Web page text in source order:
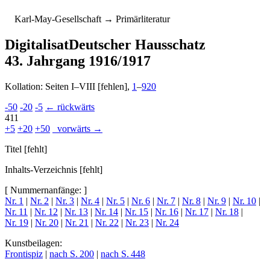
Karl-May-Gesellschaft → Primärliteratur
DigitalisatDeutscher Hausschatz
43. Jahrgang 1916/1917
Kollation: Seiten I–VIII [fehlen], 1–920
-50 -20 -5 ← rückwärts
411
+5 +20 +50
vorwärts →
Titel [fehlt]
Inhalts-Verzeichnis [fehlt]
[ Nummernanfänge: ]
Nr. 1 | Nr. 2 | Nr. 3 | Nr. 4 | Nr. 5 | Nr. 6 | Nr. 7 | Nr. 8 | Nr. 9 | Nr. 10 |
Nr. 11 | Nr. 12 | Nr. 13 | Nr. 14 | Nr. 15 | Nr. 16 | Nr. 17 | Nr. 18 |
Nr. 19 | Nr. 20 | Nr. 21 | Nr. 22 | Nr. 23 | Nr. 24
Kunstbeilagen:
Frontispiz | nach S. 200 | nach S. 448